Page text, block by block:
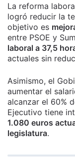
La reforma
logró reducir la
objetivo es
entre PSOE y
laboral a 37,5
actuales sin
Asimismo, el
aumentar el
alcanzar el 60%
Ejecutivo tiene
1.080 euros
legislatura.